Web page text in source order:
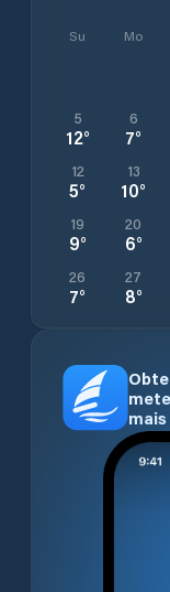
Su Mo
5
12°
6
7°
12
5°
13
10°
19
9°
20
6°
26
7°
27
8°